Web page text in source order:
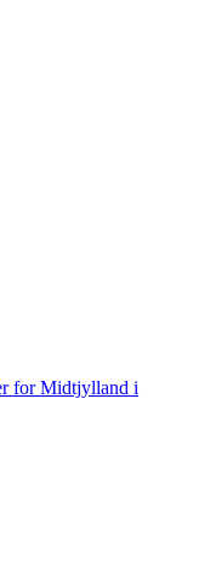
for Midtjylland i